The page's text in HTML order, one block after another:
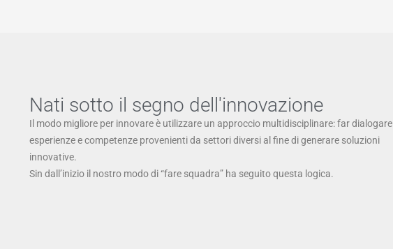
Nati sotto il segno dell'innovazione
Il modo migliore per innovare è utilizzare un approccio multidisciplinare: far dialogare
esperienze e competenze provenienti da settori diversi al fine di generare soluzioni
innovative.
Sin dall’inizio il nostro modo di “fare squadra” ha seguito questa logica.